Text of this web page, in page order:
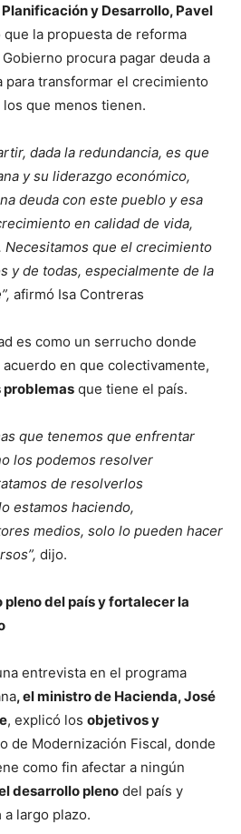
y Desarrollo, Pavel
que la propuesta de reforma
procura pagar deuda a
para transformar el crecimiento
que menos tienen.
dada la redundancia, es que
y su liderazgo económico,
deuda con este pueblo y esa
en calidad de vida,
que el crecimiento
y de todas, especialmente de la
afirmó Isa Contreras
es como un serrucho donde
en que colectivamente,
que tiene el país.
que tenemos que enfrentar
los podemos resolver
de resolverlos
estamos haciendo,
medios, solo lo pueden hacer
dijo.
del país y fortalecer la
entrevista en el programa
, el ministro de Hacienda, José
, explicó los objetivos y
de Modernización Fiscal, donde
como fin afectar a ningún
desarrollo pleno del país y
a largo plazo.